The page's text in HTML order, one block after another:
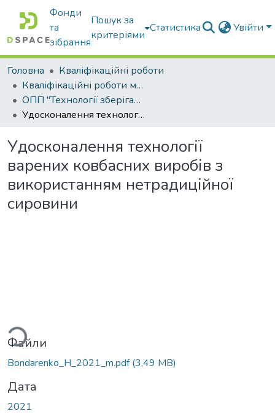
Фонди
та
зібрання
Пошук за
критеріями
Статистика Увійти
Головна
Кваліфікаційні роботи
Кваліфікаційні роботи магістрів
ОПП "Технології зберігання, консервування та переробки м’яса"
Удосконалення технології варених ковбасних виробів з використанням нетрадиційної сировини
Удосконалення технології
варених ковбасних виробів з
використанням нетрадиційної
сировини
Файли
Bondarenko_H_2021_m.pdf(3,49 MB)
Дата
2021